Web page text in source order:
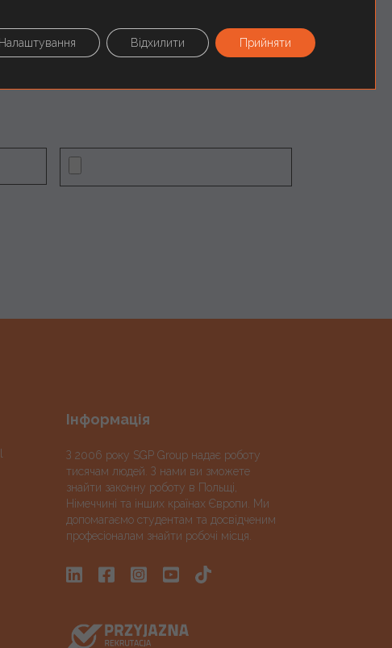
Інформація
З 2006 року SGP Group надає роботу
тисячам людей. З нами ви зможете
знайти законну роботу в Польщі,
Німеччині та інших країнах Європи. Ми
допомагаємо студентам та досвідченим
професіоналам знайти робочі місця.
Прийняти
Відхилити
Налаштування